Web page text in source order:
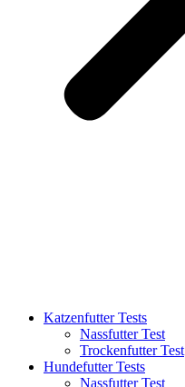
Katzenfutter Tests
Nassfutter Test
Trockenfutter Test
Hundefutter Tests
Nassfutter Test